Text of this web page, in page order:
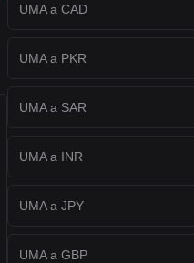
UMA a CAD
UMA a PKR
UMA a SAR
UMA a INR
UMA a JPY
UMA a GBP